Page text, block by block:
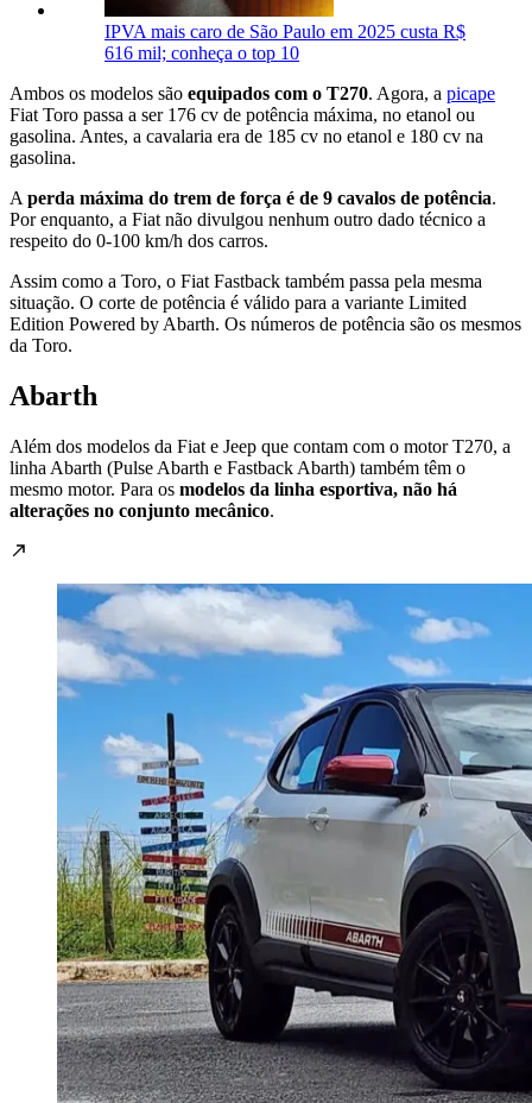
IPVA mais caro de São Paulo em 2025 custa R$
616 mil; conheça o top 10
Ambos os modelos são equipados com o T270. Agora, a picape
Fiat Toro passa a ser 176 cv de potência máxima, no etanol ou
gasolina. Antes, a cavalaria era de 185 cv no etanol e 180 cv na
gasolina.
A perda máxima do trem de força é de 9 cavalos de potência.
Por enquanto, a Fiat não divulgou nenhum outro dado técnico a
respeito do 0-100 km/h dos carros.
Assim como a Toro, o Fiat Fastback também passa pela mesma
situação. O corte de potência é válido para a variante Limited
Edition Powered by Abarth. Os números de potência são os mesmos
da Toro.
Abarth
Além dos modelos da Fiat e Jeep que contam com o motor T270, a
linha Abarth (Pulse Abarth e Fastback Abarth) também têm o
mesmo motor. Para os modelos da linha esportiva, não há
alterações no conjunto mecânico.